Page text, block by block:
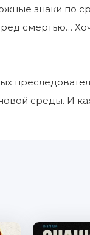
знаки по
смертью…
среды. И